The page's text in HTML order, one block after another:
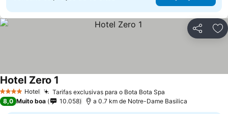
Partilhar
4 EstrelasHotel Tarifas exclusivas para o Bota Bota Spa
Hotel Zero 1
8,0 Muito boa 10.058 a 0.7 km de Notre-Dame Basilica